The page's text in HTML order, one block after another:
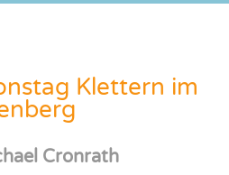
Klettern im
Cronrath